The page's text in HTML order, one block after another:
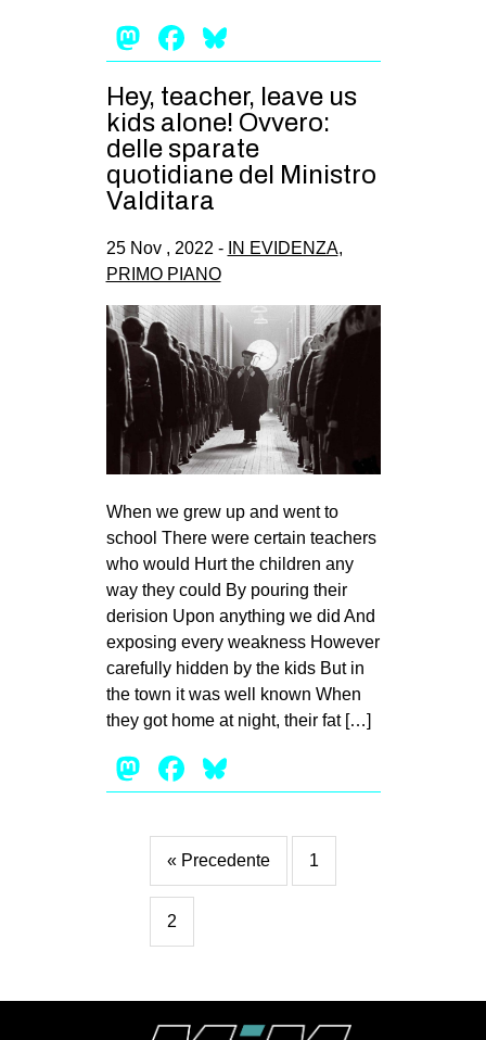
Mastodon
Facebook
Hey, teacher, leave us
kids alone! Ovvero:
delle sparate
quotidiane del Ministro
Valditara
25 Nov , 2022 - IN EVIDENZA,
PRIMO PIANO
When we grew up and went to
school There were certain teachers
who would Hurt the children any
way they could By pouring their
derision Upon anything we did And
exposing every weakness However
carefully hidden by the kids But in
the town it was well known When
they got home at night, their fat […]
Mastodon
Facebook
« Precedente 1
2